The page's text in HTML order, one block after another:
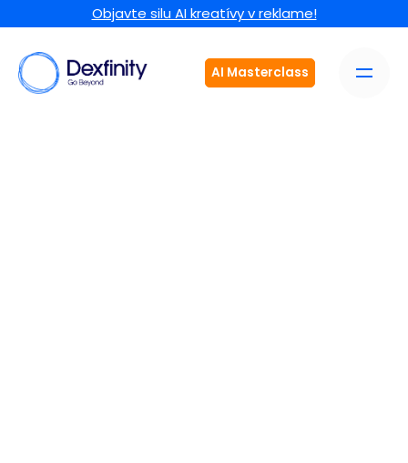
Objavte silu AI kreatívy v reklame!
AI Masterclass